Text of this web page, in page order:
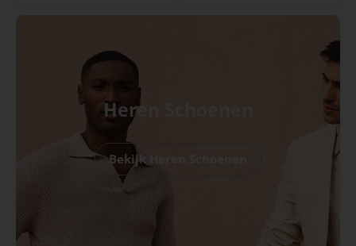
Heren Schoenen
Bekijk Heren Schoenen